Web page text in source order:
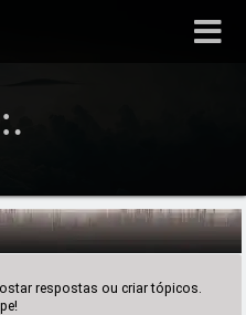
respostas ou criar tópicos.